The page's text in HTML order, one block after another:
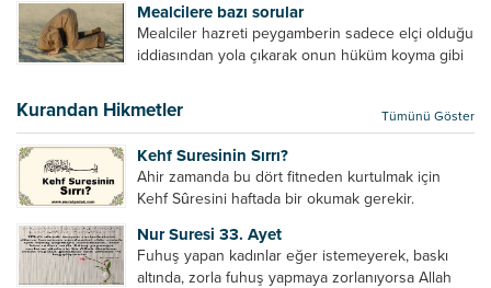
geliştirmeleri hususunda bazen açık bazen gizli
tenkitlerde bulunmuşuzdur. Örneğin hocalarda
olması gereken hususları sıralar ve...
Mealcilere bazı sorular
Mealciler hazreti peygamberin sadece elçi olduğu
iddiasından yola çıkarak onun hüküm koyma gibi
elçilik yaptığı makam adına teşri yapamaz. Sadece
elçi kelimesinin manasından...
Kurandan Hikmetler Tümünü Göster
Kehf Suresinin Sırrı?
Ahir zamanda bu dört fitneden kurtulmak için
Kehf Sûresini haftada bir okumak gerekir.
din algısı, yanlış din öğreten hoca algısını yenmek
vb. Dini doğru...
Nur Suresi 33. Ayet
Fuhuş yapan kadınlar eğer istemeyerek, baskı
altında, zorla fuhuş yapmaya zorlanıyorsa Allah